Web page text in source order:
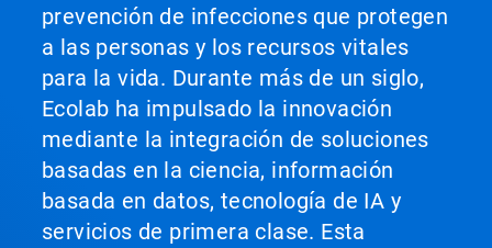
prevención de infecciones que protegen
a las personas y los recursos vitales
para la vida. Durante más de un siglo,
Ecolab ha impulsado la innovación
mediante la integración de soluciones
basadas en la ciencia, información
basada en datos, tecnología de IA y
servicios de primera clase. Esta